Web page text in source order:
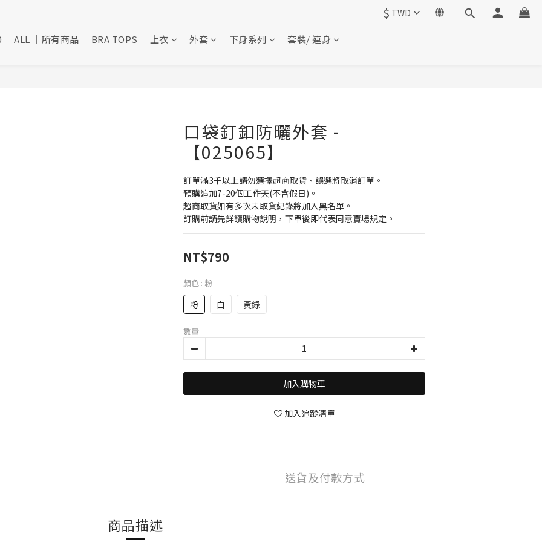
$ TWD
ALL ｜所有商品 BRA TOPS 上衣 外套 下身系列 套裝/ 連身
口袋釘釦防曬外套 -
【025065】
訂單滿3千以上請勿選擇超商取貨、誤選將取消訂單。
預購追加7-20個工作天(不含假日)。
超商取貨如有多次未取貨紀錄將加入黑名單。
訂購前請先詳讀購物說明，下單後即代表同意賣場規定。
NT$790
顏色 : 粉
粉 白 黃綠
數量
加入購物車
加入追蹤清單
送貨及付款方式
商品描述